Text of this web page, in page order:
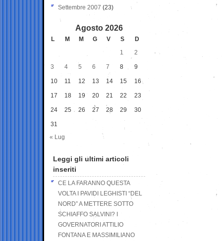
Settembre 2007 (23)
Agosto 2026
L M M G V S
D
1
2
3 4 5 6 7 8 9
10 11 12 13 14 15 16
17 18 19 20 21 22 23
24 25 26 27 28 29 30
31
« Lug
Leggi gli ultimi articoli
inseriti
CE LA FARANNO QUESTA
VOLTA I PAVIDI LEGHISTI “DEL
NORD” A METTERE SOTTO
SCHIAFFO SALVINI? I
GOVERNATORI ATTILIO
FONTANA E MASSIMILIANO